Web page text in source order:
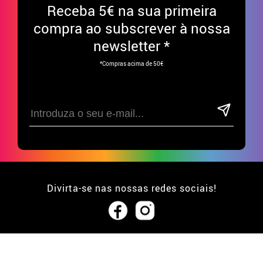
Receba 5€ na sua primeira
compra ao subscrever à nossa
newsletter *
*Compras acima de 50€
Divirta-se nas nossas redes sociais!